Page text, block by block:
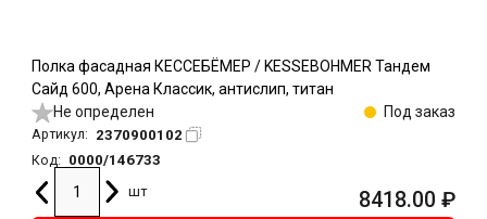
Полка фасадная КЕССЕБЁМЕР / KESSEBOHMER Тандем
Сайд 600, Арена Классик, антислип, титан
Не определен
Под заказ
Артикул: 2370900102
Код:
0000/146733
шт
8418.00 ₽